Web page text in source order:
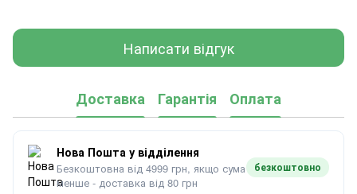
Написати відгук
Доставка Гарантія Оплата
Нова Пошта у відділення
Безкоштовна від 4999 грн, якщо сума
менше - доставка від 80 грн
безкоштовно